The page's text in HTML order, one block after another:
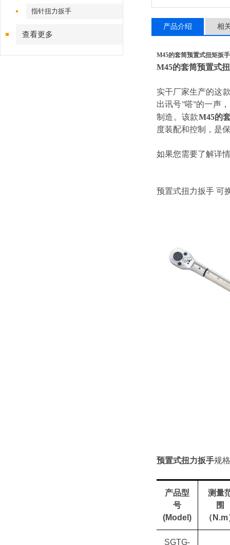
指针扭力扳手
查看更多
产品介绍 相
M45的套筒预置式扭矩扳
M45的套筒预置式
实干厂家生产的这
出讯号"嗒"的一声
制造。该款M45的
度装配和控制，是
如果您需要了解详
预置式扭力扳手 可
预置式扭力扳手规
产品型
号
(Model)
测量
围
（ N.m
SGTG-